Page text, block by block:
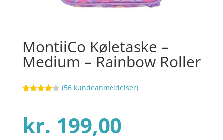
MontiiCo Køletaske –
Medium – Rainbow Roller
baseret
på
kundebedø
(56 kundeanmeldelser)
kr. 199,00